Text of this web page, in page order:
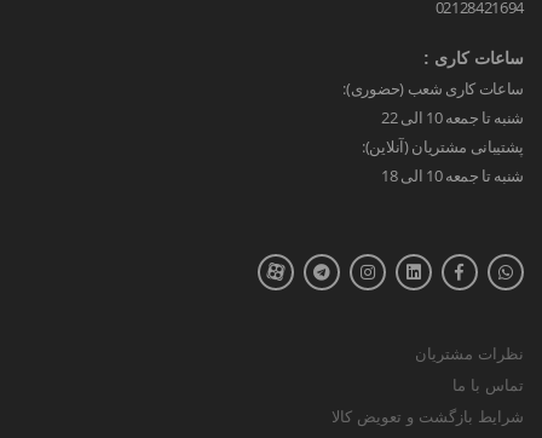
02128421694
ساعات کاری :
ساعات کاری شعب (حضوری):
شنبه تا جمعه 10 الی 22
پشتیبانی مشتریان (آنلاین):
شنبه تا جمعه 10 الی 18
نظرات مشتریان
تماس با ما
شرایط بازگشت و تعویض کالا